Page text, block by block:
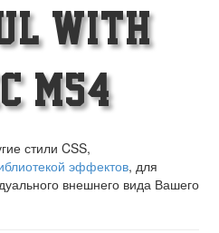
with
M54!
стили CSS,
эффектов, для
внешнего вида Вашего